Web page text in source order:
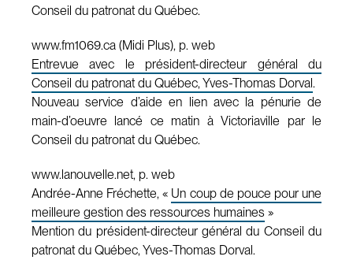
Conseil du patronat du Québec.
www.fm1069.ca (Midi Plus), p. web
Entrevue avec le président-directeur général du
Conseil du patronat du Québec, Yves-Thomas Dorval.
Nouveau service d’aide en lien avec la pénurie de
main-d’oeuvre lancé ce matin à Victoriaville par le
Conseil du patronat du Québec.
www.lanouvelle.net, p. web
Andrée-Anne Fréchette, « Un coup de pouce pour une
meilleure gestion des ressources humaines »
Mention du président-directeur général du Conseil du
patronat du Québec, Yves-Thomas Dorval.